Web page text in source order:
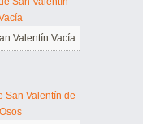
Valentín Vacía